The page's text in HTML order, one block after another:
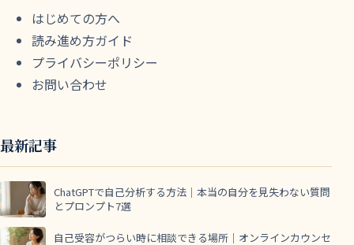
はじめての方へ
読み進め方ガイド
プライバシーポリシー
お問い合わせ
最新記事
ChatGPTで自己分析する方法｜本当の自分を見失わない質問
とプロンプト7選
自己受容がつらい時に相談できる場所｜オンラインカウンセ